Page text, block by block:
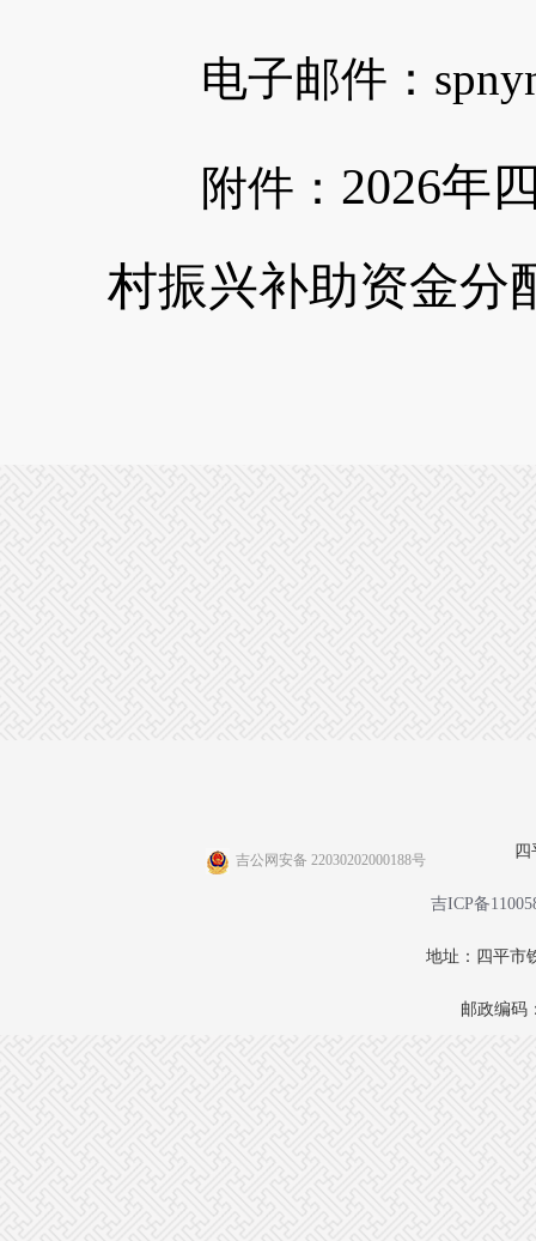
电子邮件：
附件： 2026年
村振兴补助资金分
吉公网安备 22030202000188号 四
吉ICP备
地址：四平市
邮政编码